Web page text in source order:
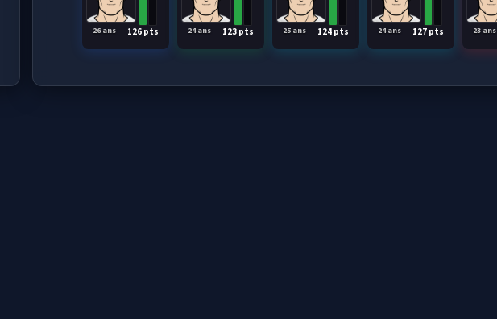
126 pts
26 ans 123 pts
24 ans 124 pts
25 ans 127 pts
24 ans 23 ans